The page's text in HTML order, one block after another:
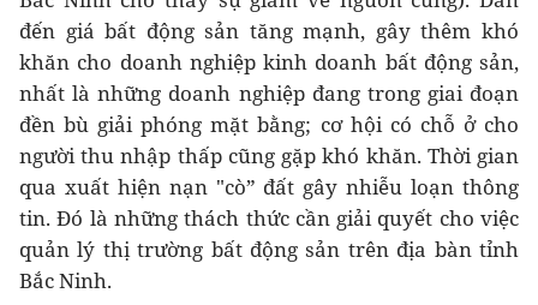
đến giá bất động sản tăng mạnh, gây thêm khó
khăn cho doanh nghiệp kinh doanh bất động sản,
nhất là những doanh nghiệp đang trong giai đoạn
đền bù giải phóng mặt bằng; cơ hội có chỗ ở cho
người thu nhập thấp cũng gặp khó khăn. Thời gian
qua xuất hiện nạn "cò” đất gây nhiễu loạn thông
tin. Đó là những thách thức cần giải quyết cho việc
quản lý thị trường bất động sản trên địa bàn tỉnh
Bắc Ninh.